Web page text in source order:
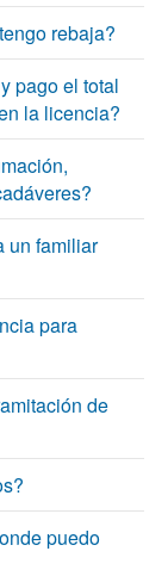
rebaja?
pago el total
la licencia?
un familiar
para
de
puedo